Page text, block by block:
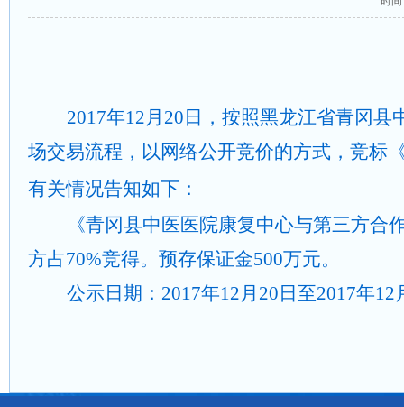
2017年12月20日 ，按照黑龙江省青冈
场交易流程，以网络公开竞价的方式，竞标
有关情况告知如下：
《青冈县中医医院康复中心与第三方
方占70%竞得。预存保证金500万元。
公示日期：2017年12月20日至2017年12